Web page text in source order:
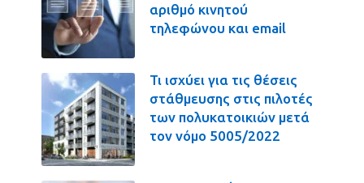
αριθμό κινητού
τηλεφώνου και email
Τι ισχύει για τις θέσεις
στάθμευσης στις πιλοτές
των πολυκατοικιών μετά
τον νόμο 5005/2022